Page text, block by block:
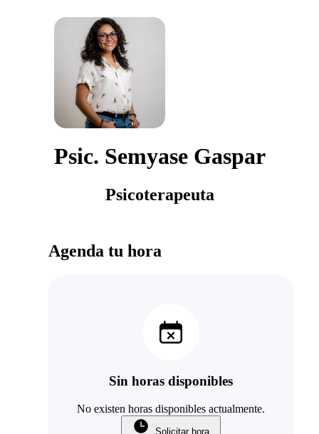
Psic. Semyase Gaspar
Psicoterapeuta
Agenda tu hora
Sin horas disponibles
No existen horas disponibles actualmente.
Solicitar hora